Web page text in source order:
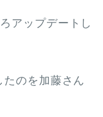
アップデートし
のを加藤さん